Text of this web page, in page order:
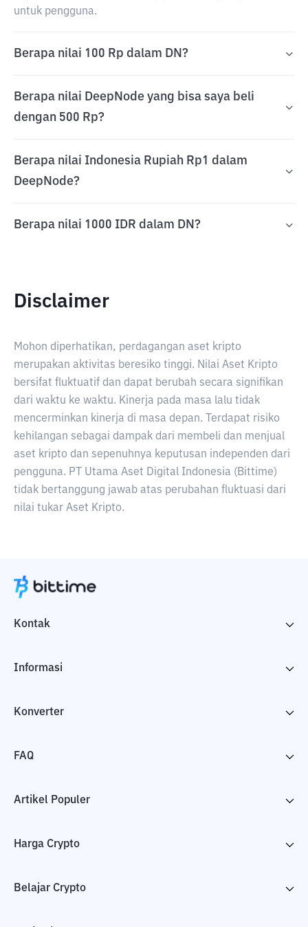
untuk pengguna.
Berapa nilai 100 Rp dalam DN?
Berapa nilai DeepNode yang bisa saya beli
dengan 500 Rp?
Berapa nilai Indonesia Rupiah Rp1 dalam
DeepNode?
Berapa nilai 1000 IDR dalam DN?
Disclaimer
Mohon diperhatikan, perdagangan aset kripto
merupakan aktivitas beresiko tinggi. Nilai Aset Kripto
bersifat fluktuatif dan dapat berubah secara signifikan
dari waktu ke waktu. Kinerja pada masa lalu tidak
mencerminkan kinerja di masa depan. Terdapat risiko
kehilangan sebagai dampak dari membeli dan menjual
aset kripto dan sepenuhnya keputusan independen dari
pengguna. PT Utama Aset Digital Indonesia (Bittime)
tidak bertanggung jawab atas perubahan fluktuasi dari
nilai tukar Aset Kripto.
Kontak
Informasi
Konverter
FAQ
Artikel Populer
Harga Crypto
Belajar Crypto